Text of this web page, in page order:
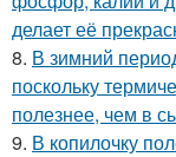
делает её
8. В зимний
поскольку
полезнее, чем в
9. В копилочку